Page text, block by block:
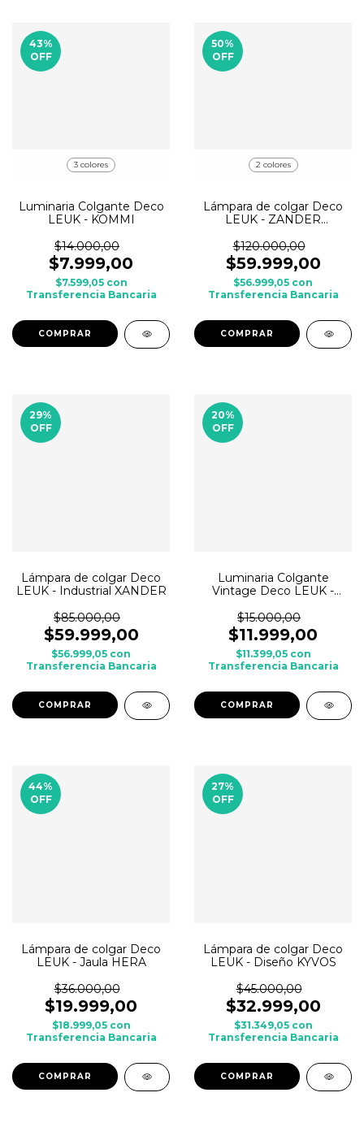
43%
OFF
3 colores
Luminaria Colgante Deco
LEUK - KOMMI
$14.000,00
$7.999,00
$7.599,05 con
Transferencia Bancaria
COMPRAR
50%
OFF
2 colores
Lámpara de colgar Deco
LEUK - ZANDER
$120.000,00
$59.999,00
$56.999,05 con
Transferencia Bancaria
COMPRAR
29%
OFF
Lámpara de colgar Deco
LEUK - Industrial XANDER
$85.000,00
$59.999,00
$56.999,05 con
Transferencia Bancaria
20%
OFF
Luminaria Colgante
Vintage Deco LEUK -
$15.000,00
$11.999,00
$11.399,05 con
Transferencia Bancaria
44%
OFF
Lámpara de colgar Deco
LEUK - Jaula HERA
$36.000,00
$19.999,00
$18.999,05 con
Transferencia Bancaria
27%
OFF
Lámpara de colgar Deco
LEUK - Diseño KYVOS
$45.000,00
$32.999,00
$31.349,05 con
Transferencia Bancaria